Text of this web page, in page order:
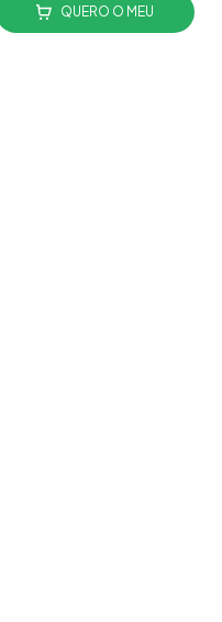
QUERO O MEU